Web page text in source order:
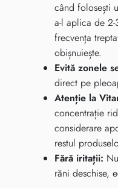
când folosești
a-l aplica de
frecvența
obișnuiește.
Evită zonele
direct pe
Atenție la
concentrație
considerare
restul
Fără iritații:
răni deschise,